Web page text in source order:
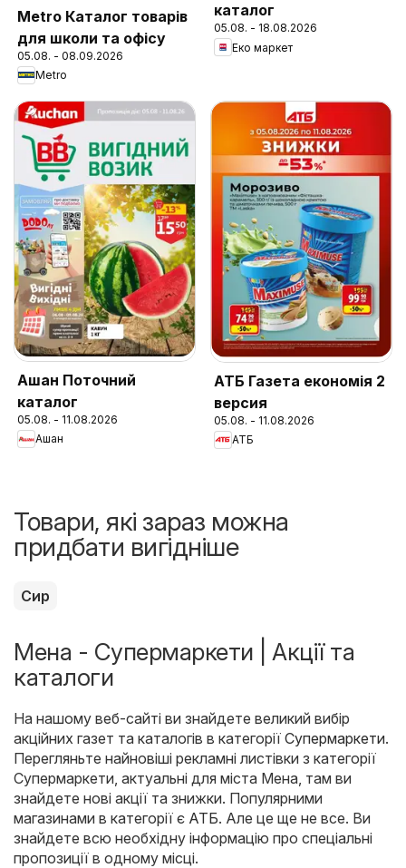
Metro Каталог товарів
для школи та офісу
05.08. - 08.09.2026
Metro
каталог
05.08. - 18.08.2026
Еко маркет
Ашан Поточний
каталог
05.08. - 11.08.2026
Ашан
АТБ Газета економія 2
версия
05.08. - 11.08.2026
АТБ
Товари, які зараз можна
придбати вигідніше
Сир
Мена - Супермаркети | Акції та
каталоги
На нашому веб-сайті ви знайдете великий вибір
акційних газет та каталогів в категорії Супермаркети.
Перегляньте найновіші рекламні листівки з категорії
Супермаркети, актуальні для міста Мена, там ви
знайдете нові акції та знижки. Популярними
магазинами в категорії є АТБ. Але це ще не все. Ви
знайдете всю необхідну інформацію про спеціальні
пропозиції в одному місці.